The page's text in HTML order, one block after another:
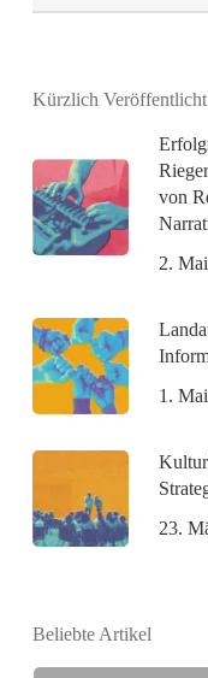
Kürzlich Veröffentlicht
von
2.
1.
23.
Beliebte Artikel